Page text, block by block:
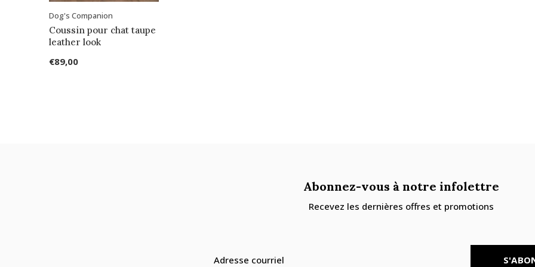
Dog's Companion
Coussin pour chat taupe
leather look
€89,00
Abonnez-vous à notre infolettre
Recevez les dernières offres et promotions